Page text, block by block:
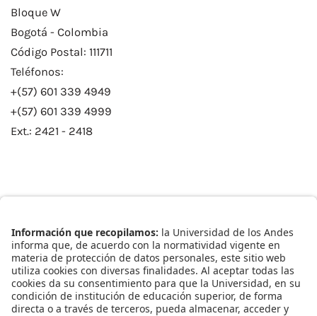
Bloque W
Bogotá - Colombia
Código Postal: 111711
Teléfonos:
+(57) 601 339 4949
+(57) 601 339 4999
Ext.: 2421 - 2418
Catálogo de Datos
Observatorio Municipal
Solicitud Base Nueva